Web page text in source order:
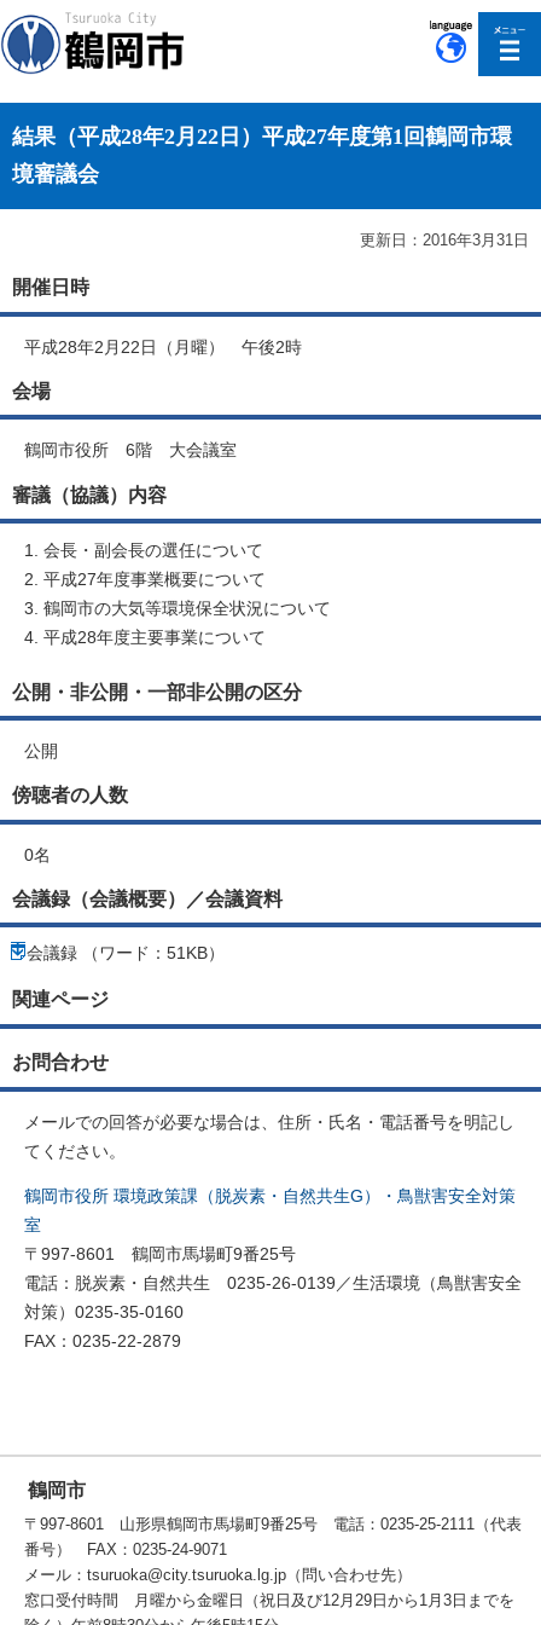
結果（平成28年2月22日）平成27年度第1回鶴岡市環
境審議会
更新日：2016年3月31日
開催日時
平成28年2月22日（月曜） 午後2時
会場
鶴岡市役所 6階 大会議室
審議（協議）内容
会長・副会長の選任について
平成27年度事業概要について
鶴岡市の大気等環境保全状況について
平成28年度主要事業について
公開・非公開・一部非公開の区分
公開
傍聴者の人数
0名
会議録（会議概要）／会議資料
会議録 （ワード：51KB）
関連ページ
お問合わせ
メールでの回答が必要な場合は、住所・氏名・電話番号を明記し
てください。
鶴岡市役所 環境政策課（脱炭素・自然共生G）・鳥獣害安全対策
室
〒997-8601 鶴岡市馬場町9番25号
電話：脱炭素・自然共生 0235-26-0139／生活環境（鳥獣害安全
対策）0235-35-0160
FAX：0235-22-2879
鶴岡市
〒997-8601 山形県鶴岡市馬場町9番25号 電話：0235-25-2111（代表
番号） FAX：0235-24-9071
メール：tsuruoka@city.tsuruoka.lg.jp（問い合わせ先）
窓口受付時間 月曜から金曜日（祝日及び12月29日から1月3日までを